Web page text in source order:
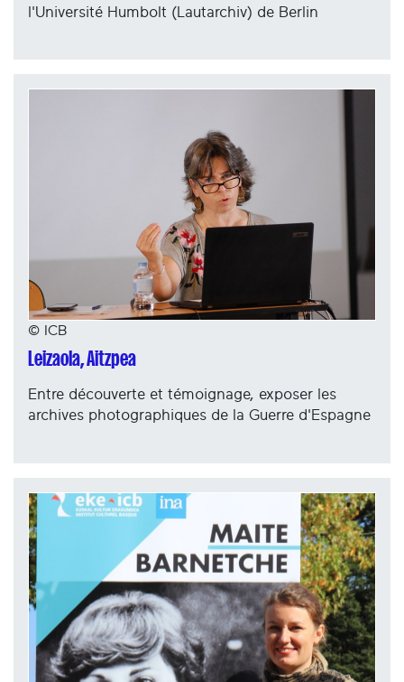
l'Université Humbolt (Lautarchiv) de Berlin
© ICB
Leizaola, Aitzpea
Entre découverte et témoignage, exposer les
archives photographiques de la Guerre d'Espagne